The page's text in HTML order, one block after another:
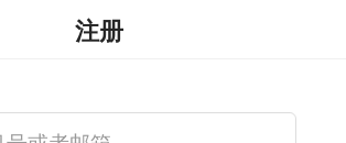
注册